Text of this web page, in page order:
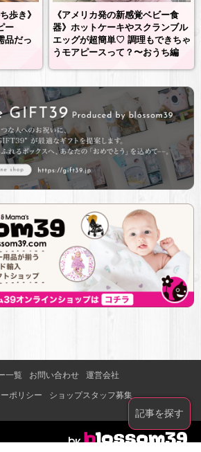
歩き》
ー
品だっ
《アメリカ発の新感覚ベビー食
器》ホットケーキやスクランブル
エッグが超簡単♡ 調理もできちゃ
うモアピースって？〜おうち編
記事を探す
一覧 お問い合わせ 運営会社
ポリシー ショップスタッフ募集